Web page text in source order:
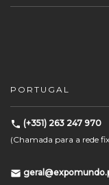
PORTUGAL
(+351) 263 247 970
(Chamada para a rede